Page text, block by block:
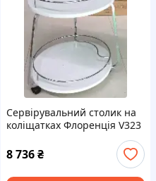
Сервірувальний столик на
коліщатках Флоренція V323
(Ідеальний)
8 736₴